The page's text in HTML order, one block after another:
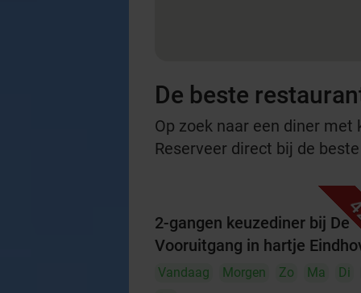
De beste
Op zoek naar een diner
Reserveer direct bij de
2-gangen keuzediner bij De
Vooruitgang in hartje
Vandaag Morgen Zo Ma Di